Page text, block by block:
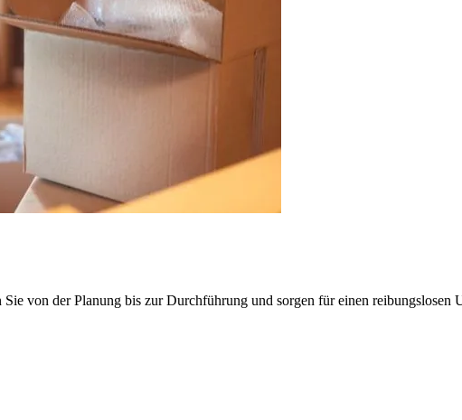
von der Planung bis zur Durchführung und sorgen für einen